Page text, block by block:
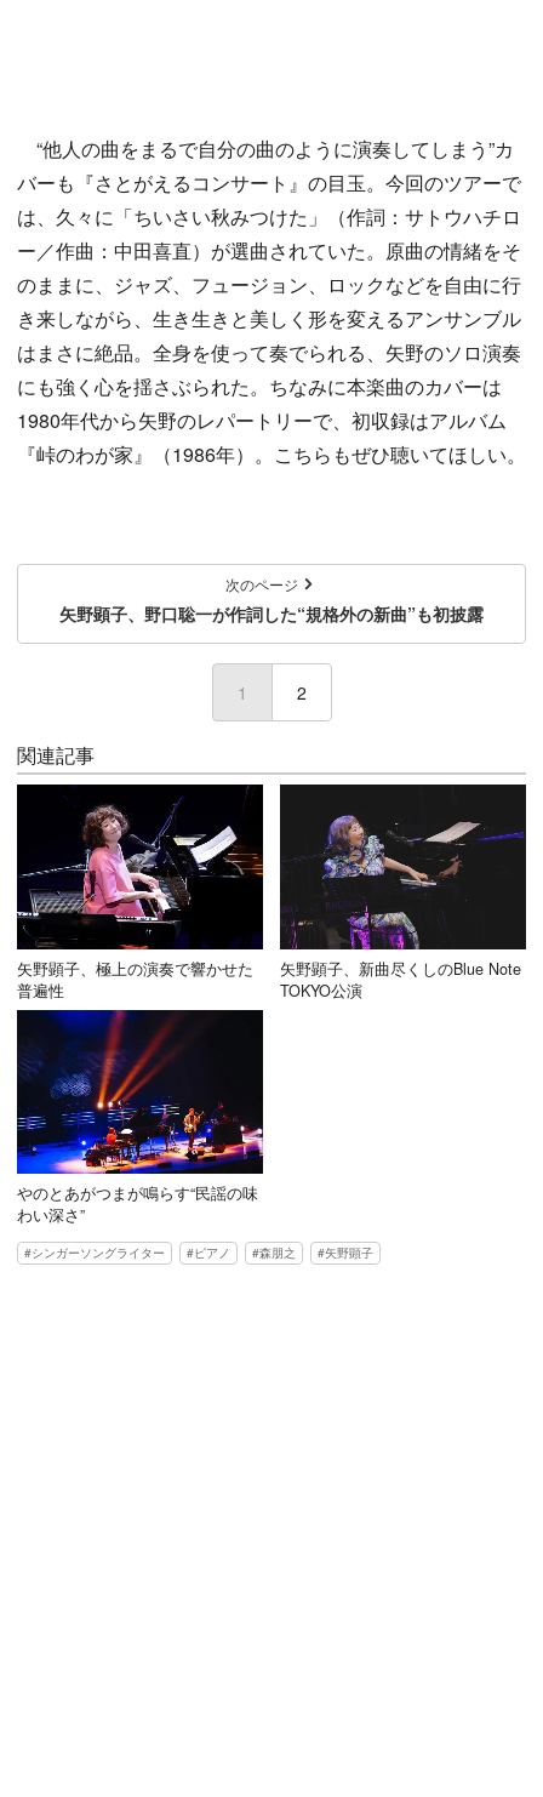
“他人の曲をまるで自分の曲のように演奏してしまう”カ
バーも『さとがえるコンサート』の目玉。今回のツアーで
は、久々に「ちいさい秋みつけた」（作詞：サトウハチロ
ー／作曲：中田喜直）が選曲されていた。原曲の情緒をそ
のままに、ジャズ、フュージョン、ロックなどを自由に行
き来しながら、生き生きと美しく形を変えるアンサンブル
はまさに絶品。全身を使って奏でられる、矢野のソロ演奏
にも強く心を揺さぶられた。ちなみに本楽曲のカバーは
1980年代から矢野のレパートリーで、初収録はアルバム
『峠のわが家』（1986年）。こちらもぜひ聴いてほしい。
次のページ
矢野顕子、野口聡一が作詞した“規格外の新曲”も初披露
1 (current)
2
関連記事
矢野顕子、極上の演奏で響かせた
普遍性
矢野顕子、新曲尽くしのBlue Note
TOKYO公演
やのとあがつまが鳴らす“民謡の味
わい深さ”
シンガーソングライター ピアノ 森朋之 矢野顕子